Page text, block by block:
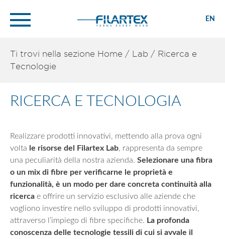
EN
Ti trovi nella sezione Home / Lab / Ricerca e
Tecnologie
RICERCA E TECNOLOGIA
Realizzare prodotti innovativi, mettendo alla prova ogni
volta le risorse del Filartex Lab, rappresenta da sempre
una peculiarità della nostra azienda. Selezionare una fibra
o un mix di fibre per verificarne le proprietà e
funzionalità, è un modo per dare concreta continuità alla
ricerca e offrire un servizio esclusivo alle aziende che
vogliono investire nello sviluppo di prodotti innovativi,
attraverso l’impiego di fibre specifiche. La profonda
conoscenza delle tecnologie tessili di cui si avvale il